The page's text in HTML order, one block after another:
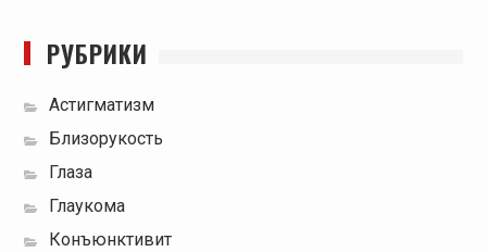
РУБРИКИ
Астигматизм
Близорукость
Глаза
Глаукома
Конъюнктивит